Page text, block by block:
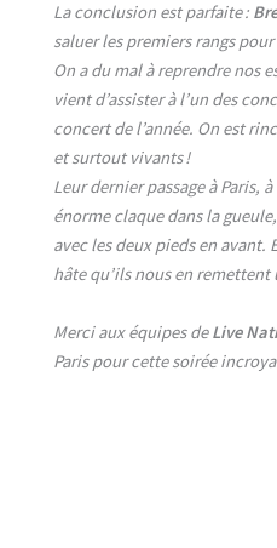
La conclusion est parfaite :
saluer les premiers rangs
On a du mal à reprendre nos
vient d’assister à l’un des
concert de l’année. On est
et surtout vivants !
Leur dernier passage à Paris, à
énorme claque dans la
avec les deux pieds en avant.
hâte qu’ils nous en remettent
Merci aux équipes deLive
Paris pour cette soirée